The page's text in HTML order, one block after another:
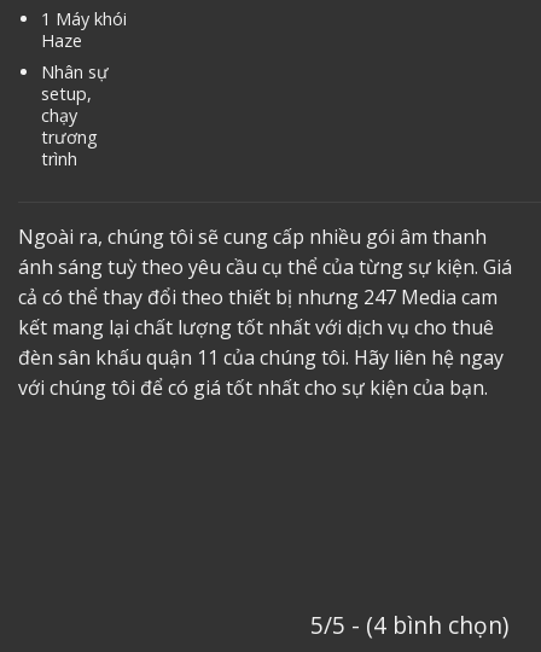
1 Máy khói
Haze
Nhân sự
setup,
chạy
trương
trình
Ngoài ra, chúng tôi sẽ cung cấp nhiều gói âm thanh
ánh sáng tuỳ theo yêu cầu cụ thể của từng sự kiện. Giá
cả có thể thay đổi theo thiết bị nhưng 247 Media cam
kết mang lại chất lượng tốt nhất với dịch vụ cho thuê
đèn sân khấu quận 11 của chúng tôi. Hãy liên hệ ngay
với chúng tôi để có giá tốt nhất cho sự kiện của bạn.
5/5 - (4 bình chọn)